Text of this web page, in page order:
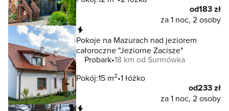
od183 zł
za 1 noc, 2 osoby
Pokoje na Mazurach nad jeziorem
całoroczne "Jeziorne Zacisze"
Probark 18 km od Surmówka
Pokój:15 m2 1 łóżko
od233 zł
za 1 noc, 2 osoby